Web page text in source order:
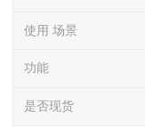
使用 场景
功能
是否现货